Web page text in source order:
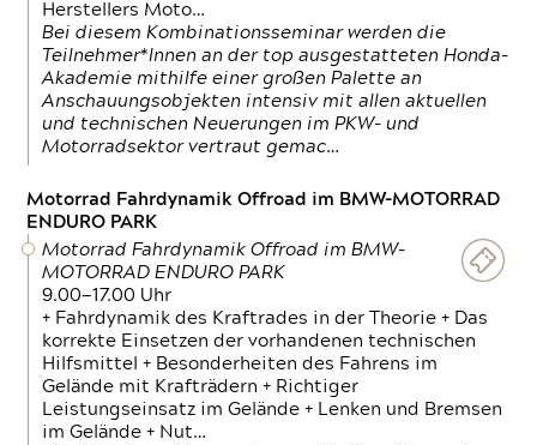
Herstellers Moto…
Bei diesem Kombinationsseminar werden die
Teilnehmer*Innen an der top ausgestatteten Honda-
Akademie mithilfe einer großen Palette an
Anschauungsobjekten intensiv mit allen aktuellen
und technischen Neuerungen im PKW- und
Motorradsektor vertraut gemac…
Motorrad Fahrdynamik Offroad im BMW-MOTORRAD
ENDURO PARK
Motorrad Fahrdynamik Offroad im BMW-
MOTORRAD ENDURO PARK
9.00—17.00 Uhr
+ Fahrdynamik des Kraftrades in der Theorie + Das
korrekte Einsetzen der vorhandenen technischen
Hilfsmittel + Besonderheiten des Fahrens im
Gelände mit Krafträdern + Richtiger
Leistungseinsatz im Gelände + Lenken und Bremsen
im Gelände + Nut…